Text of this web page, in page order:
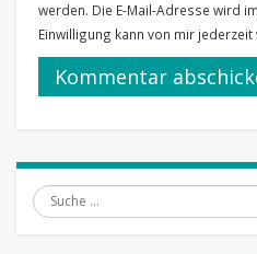
werden. Die E-Mail-Adresse wird
Einwilligung kann von mir
Suche